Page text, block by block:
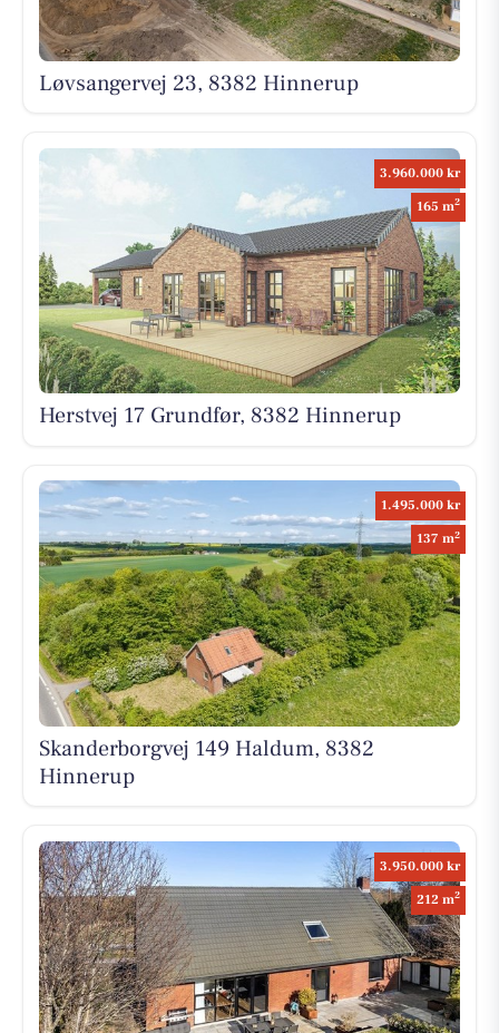
Løvsangervej 23, 8382 Hinnerup
3.960.000 kr
165 m2
Herstvej 17 Grundfør, 8382 Hinnerup
1.495.000 kr
137 m2
Skanderborgvej 149 Haldum, 8382
Hinnerup
3.950.000 kr
212 m2